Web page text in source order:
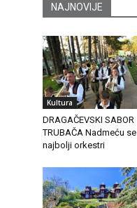
NAJNOVIJE
Kultura
DRAGAČEVSKI SABOR
TRUBAČA Nadmeću se
najbolji orkestri